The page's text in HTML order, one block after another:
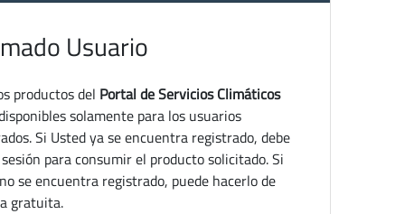
Usuario
productos del Portal de Servicios Climáticos
solamente para los usuarios
Si Usted ya se encuentra registrado, debe
para consumir el producto solicitado. Si
se encuentra registrado, puede hacerlo de
gratuita.